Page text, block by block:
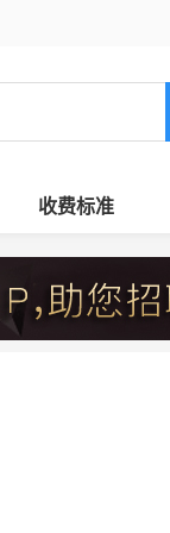
收费标准